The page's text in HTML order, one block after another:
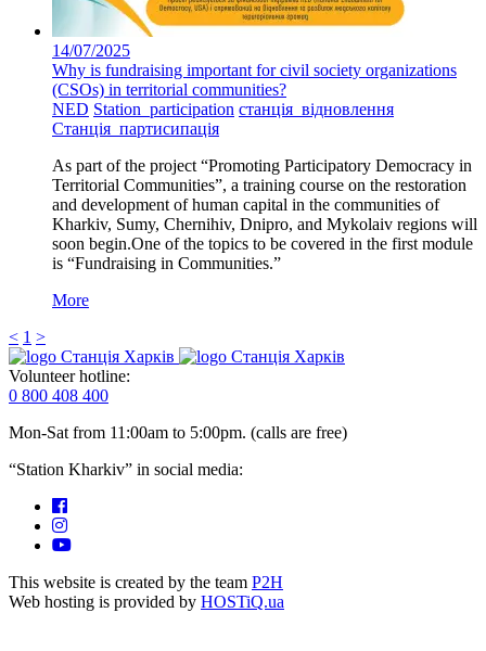
14/07/2025
Why is fundraising important for civil society organizations
(CSOs) in territorial communities?
NED Station_participation станція_відновлення
Станція_партисипація
As part of the project “Promoting Participatory Democracy in
Territorial Communities”, a training course on the restoration
and development of human capital in the communities of
Kharkiv, Sumy, Chernihiv, Dnipro, and Mykolaiv regions will
soon begin.One of the topics to be covered in the first module
is “Fundraising in Communities.”
More
< 1 >
Volunteer hotline:
0 800 408 400
Mon-Sat from 11:00am to 5:00pm. (calls are free)
“Station Kharkiv” in social media:
This website is created by the team P2H
Web hosting is provided by HOSTiQ.ua